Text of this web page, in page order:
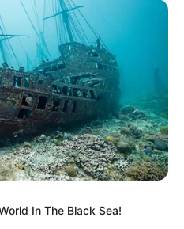
CHISMES DE FAMOSOS
Daniel Arenas pide
disculpas públicas a
Daniella Álvarez por
'cachoneada' en pleno
programa en vivo
ALERTA PAISA
Daniel Arenas a Daniella
In The Black Sea!